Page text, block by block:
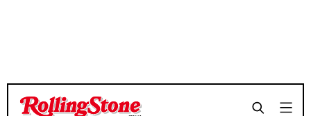
TEMPO DI LETTURA 3 MINUTI SHARE
TEMPO DI LETTURA 3 MINUTI SHARE